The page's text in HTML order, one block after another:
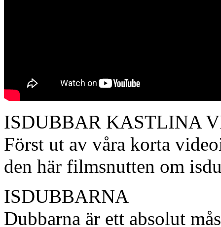
ISDUBBAR KASTLINA
Först ut av våra korta
den här filmsnutten om
ISDUBBARNA
Dubbarna är ett absolut